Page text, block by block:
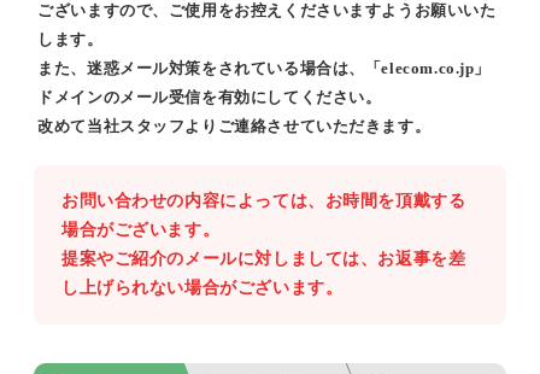
ございますので、ご使用をお控えくださいますようお願いいた
します。
また、迷惑メール対策をされている場合は、「elecom.co.jp」
ドメインのメール受信を有効にしてください。
改めて当社スタッフよりご連絡させていただきます。
お問い合わせの内容によっては、お時間を頂戴する
場合がございます。
提案やご紹介のメールに対しましては、お返事を差
し上げられない場合がございます。